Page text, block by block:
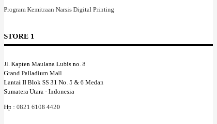
Program Kemitraan Narsis Digital Printing
STORE 1
Jl. Kapten Maulana Lubis no. 8
Grand Palladium Mall
Lantai II Blok SS 31 No. 5 & 6 Medan
Sumatera Utara - Indonesia
Hp : 0821 6108 4420